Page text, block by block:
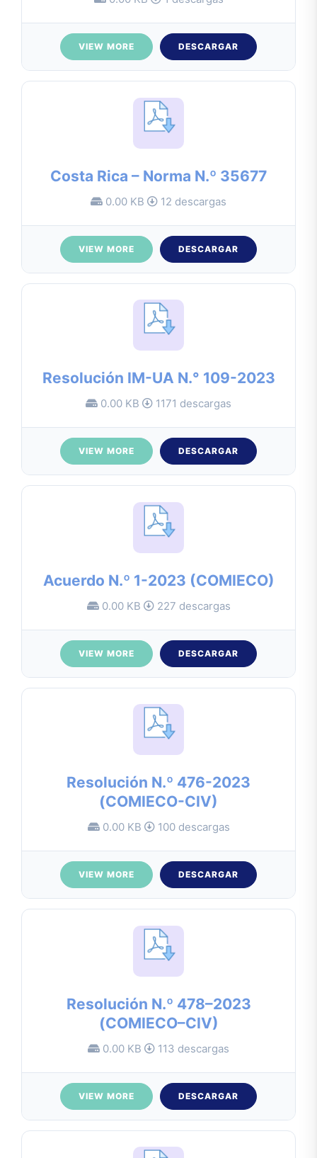
VIEW MORE DESCARGAR
Costa Rica – Norma N.º 35677
0.00 KB 12 descargas
VIEW MORE DESCARGAR
Resolución IM-UA N.° 109-2023
0.00 KB 1171 descargas
VIEW MORE DESCARGAR
Acuerdo N.º 1-2023 (COMIECO)
0.00 KB 227 descargas
VIEW MORE DESCARGAR
Resolución N.º 476-2023
(COMIECO-CIV)
0.00 KB 100 descargas
VIEW MORE DESCARGAR
Resolución N.º 478–2023
(COMIECO–CIV)
0.00 KB 113 descargas
VIEW MORE DESCARGAR